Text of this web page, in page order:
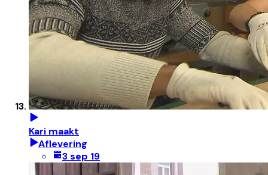
Kari maakt
Aflevering
3 sep 19